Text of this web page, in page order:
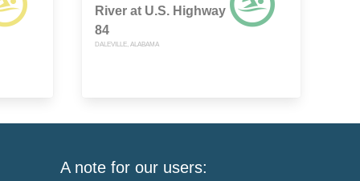
River at U.S. Highway
84
DALEVILLE, ALABAMA
A note for our users: